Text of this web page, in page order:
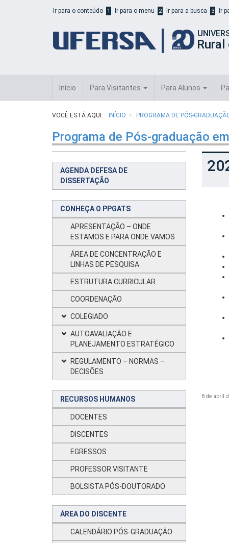
Ir para o conteúdo 1 Ir para o menu 2 Ir para a busca 3 Ir
Início Para Visitantes Para Alunos
VOCÊ ESTÁ AQUI: INÍCIO PROGRAMA DE PÓS-
Programa de Pós-graduação
AGENDA DEFESA DE
DISSERTAÇÃO
CONHEÇA O PPGATS
APRESENTAÇÃO – ONDE
ESTAMOS E PARA ONDE VAMOS
ÁREA DE CONCENTRAÇÃO E
LINHAS DE PESQUISA
ESTRUTURA CURRICULAR
COORDENAÇÃO
COLEGIADO
AUTOAVALIAÇÃO E
PLANEJAMENTO ESTRATÉGICO
REGULAMENTO – NORMAS –
DECISÕES
RECURSOS HUMANOS
DOCENTES
DISCENTES
EGRESSOS
PROFESSOR VISITANTE
BOLSISTA PÓS-DOUTORADO
ÁREA DO DISCENTE
CALENDÁRIO PÓS-GRADUAÇÃO
8 de abril